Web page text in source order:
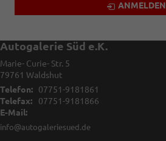
ANMELDEN
Autogalerie Süd e.K.
Marie- Curie- Str. 5
79761 Waldshut
Telefon:
07751-9181861
Telefax:
07751-9181866
E-Mail:
info@autogaleriesued.de